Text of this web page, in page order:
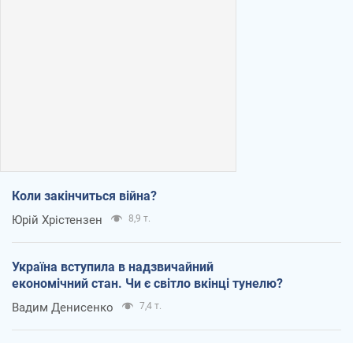
Коли закінчиться війна?
Юрій Хрістензен 8,9 т.
Україна вступила в надзвичайний
економічний стан. Чи є світло вкінці тунелю?
Вадим Денисенко 7,4 т.